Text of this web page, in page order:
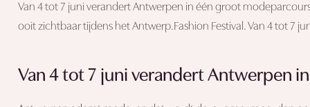
Van 4 tot 7 juni verandert Antwerpen in één groot
ooit zichtbaar tijdens het Antwerp.Fashion Festival. Van 4 tot 7
Van 4 tot 7 juni verandert Antwerpen